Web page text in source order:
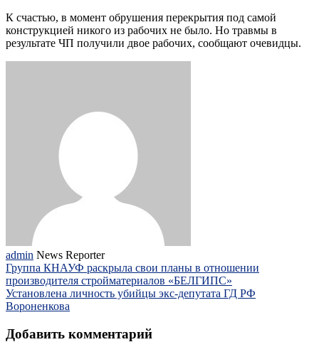
К счастью, в момент обрушения перекрытия под самой
конструкцией никого из рабочих не было. Но травмы в
результате ЧП получили двое рабочих, сообщают очевидцы.
admin News Reporter
Группа КНАУФ раскрыла свои планы в отношении
производителя стройматериалов «БЕЛГИПС»
Установлена личность убийцы экс-депутата ГД РФ
Вороненкова
Добавить комментарий